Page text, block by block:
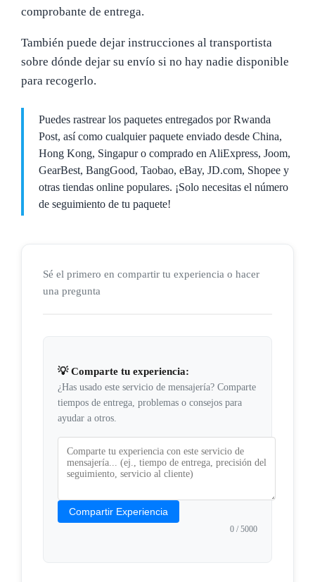
comprobante de entrega.
También puede dejar instrucciones al transportista
sobre dónde dejar su envío si no hay nadie disponible
para recogerlo.
Puedes rastrear los paquetes entregados por Rwanda
Post, así como cualquier paquete enviado desde China,
Hong Kong, Singapur o comprado en AliExpress, Joom,
GearBest, BangGood, Taobao, eBay, JD.com, Shopee y
otras tiendas online populares. ¡Solo necesitas el número
de seguimiento de tu paquete!
Sé el primero en compartir tu experiencia o hacer
una pregunta
💡 Comparte tu experiencia:
¿Has usado este servicio de mensajería? Comparte
tiempos de entrega, problemas o consejos para
ayudar a otros.
Compartir Experiencia
0 / 5000